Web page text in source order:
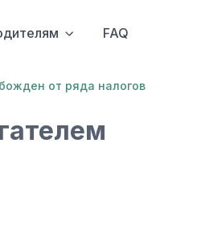
FAQ
от ряда налогов